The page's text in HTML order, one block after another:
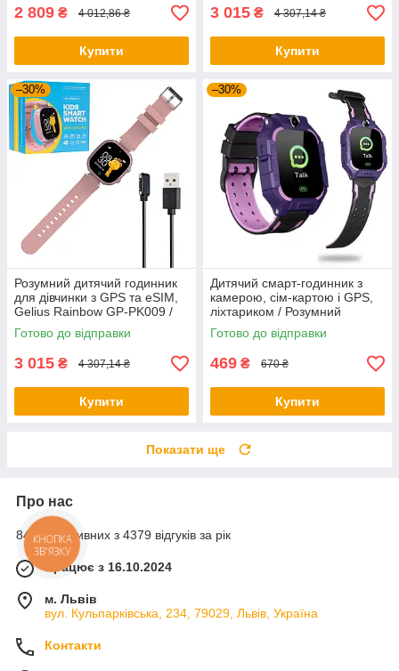
2 809 ₴ 4 012,86 ₴
Купити
3 015 ₴ 4 307,14 ₴
Купити
–30%
Розумний дитячий годинник
для дівчинки з GPS та eSIM,
Gelius Rainbow GP-PK009 /
Смарт-годинник дитячий /
Годинник для дитини
Готово до відправки
3 015 ₴ 4 307,14 ₴
Купити
–30%
Дитячий смарт-годинник з
камерою, сім-картою і GPS,
ліхтариком / Розумний
годинник для дітей з
функцією дзвінка
Готово до відправки
469 ₴ 670 ₴
Купити
Показати ще
Про нас
84% позитивних з 4379 відгуків за рік
Працює з 16.10.2024
м. Львів
вул. Кульпарківська, 234, 79029, Львів, Україна
Контакти
КНОПКА
ЗВ'ЯЗКУ